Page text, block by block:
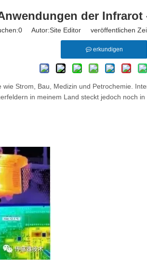
der Infrarot
0 Autor:Site Editor veröffentlichen
erkundigen
Strom, Bau, Medizin und Petrochemie.
in meinem Land steckt jedoch noch